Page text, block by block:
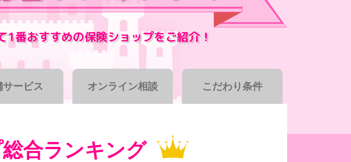
1番おすすめの保険ショップをご紹介！
サービス オンライン相談 こだわり条件
合ランキング